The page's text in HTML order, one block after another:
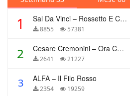
1 Sal Da Vinci – Rossetto E Caffè
8855 57381
2 Cesare Cremonini – Ora Che Non Ho Più Te
2641 21227
3 ALFA – Il Filo Rosso
2354 19259